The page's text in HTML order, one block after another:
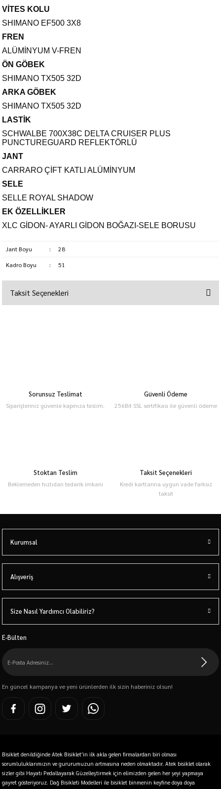
VİTES KOLU
SHIMANO EF500 3X8
FREN
ALÜMİNYUM V-FREN
ÖN GÖBEK
SHIMANO TX505 32D
ARKA GÖBEK
SHIMANO TX505 32D
LASTİK
SCHWALBE 700X38C DELTA CRUISER PLUS
PUNCTUREGUARD REFLEKTÖRLÜ
JANT
CARRARO ÇİFT KATLI ALÜMİNYUM
SELE
SELLE ROYAL SHADOW
EK ÖZELLİKLER
XLC GİDON- AYARLI GİDON BOĞAZI-SELE BORUSU
Jant Boyu :
28
Kadro Boyu
: 51
Taksit Seçenekleri
Sorunsuz Teslimat
Siparişleriniz güvenle kapınıza teslim.
Güvenli Ödeme
256Bit SSL sertifikası ile güvenli ödeme
Stoktan Teslim
Beklemeden hızlıdan tedarik imkanı
Taksit Seçenekleri
Kredi kartlarına uygun vade farksız
taksit
Kurumsal
Alışveriş
Size Nasıl Yardımcı Olabiliriz?
E-Bülten
En güncel kampanya ve yeni ürünlerden ilk sizin haberiniz olsun!
Bisiklet denildiğinde Atek Bisiklet'in ilk akla gelen firmalardan biri olması
sorumluluklarımızın ve gururumuzun artmasına neden olmaktadır. Atek bisiklet olarak
sizler gibi Hayatı Pedallayarak Güzelleştirmek için elimizden gelen her şeyi yapmaya
gayret gösteriyoruz. Dağ Bisikleti Modelleri ile bisiklet binmenin keyfine doya doya